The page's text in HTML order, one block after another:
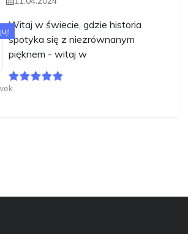
Witaj w świecie, gdzie historia
spotyka się z niezrównanym
pięknem - witaj w